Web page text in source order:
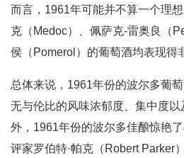
而言，1961年可能并不算一个理
克（Medoc）、佩萨克-雷奥良（
侯（Pomerol）的葡萄酒均表现得
总体来说，1961年份的波尔多葡
无与伦比的风味浓郁度、集中度
外，1961年份的波尔多佳酿惊艳
评家罗伯特·帕克（Robert Parker